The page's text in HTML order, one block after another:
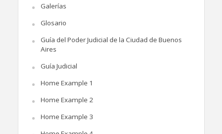
Galerías
Glosario
Guía del Poder Judicial de la Ciudad de Buenos
Aires
Guía Judicial
Home Example 1
Home Example 2
Home Example 3